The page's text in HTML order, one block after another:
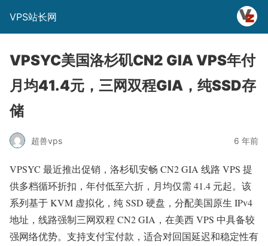
VPS站长网
VPSYC美国洛杉矶CN2 GIA VPS年付
月均41.4元，三网双程GIA，纯SSD存
储
超兽vps 6 年前
VPSYC 最近推出促销，洛杉矶安畅 CN2 GIA 线路 VPS 提
供多档循环折扣，年付低至六折，月均仅需 41.4 元起。该
系列基于 KVM 虚拟化，纯 SSD 硬盘，分配美国原生 IPv4
地址，线路强制三网双程 CN2 GIA，在美西 VPS 中具备较
强网络优势。支持支付宝付款，适合对回国延迟和稳定性有